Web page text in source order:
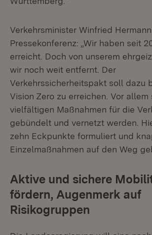
Verkehrsminister Winfried
Pressekonferenz: „Wir haben seit
erreicht. Doch von unserem
wir noch weit entfernt. Der
Verkehrssicherheitspakt soll dazu
Vision Zero zu erreichen. Vor allem
vielfältigen Maßnahmen für die
gebündelt und vernetzt werden.
zehn Eckpunkte formuliert und
Einzelmaßnahmen auf den Weg
Aktive und sichere
fördern, Augenmerk auf
Risikogruppen